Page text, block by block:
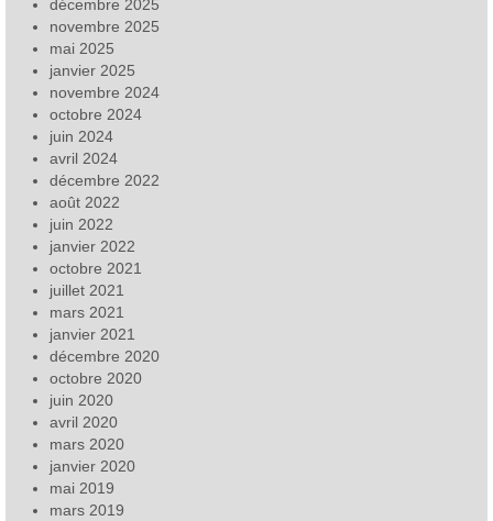
décembre 2025
novembre 2025
mai 2025
janvier 2025
novembre 2024
octobre 2024
juin 2024
avril 2024
décembre 2022
août 2022
juin 2022
janvier 2022
octobre 2021
juillet 2021
mars 2021
janvier 2021
décembre 2020
octobre 2020
juin 2020
avril 2020
mars 2020
janvier 2020
mai 2019
mars 2019